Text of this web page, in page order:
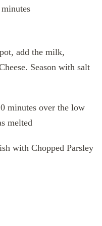
add the milk,
Season with salt
minutes over the low
melted
with Chopped Parsley